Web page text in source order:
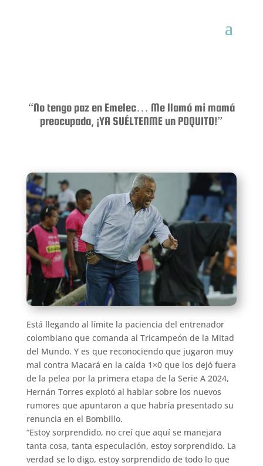
“No tengo paz en Emelec… Me llamó mi mamá
preocupada, ¡YA SUÉLTENME un POQUITO!”
Está llegando al límite la paciencia del entrenador
colombiano que comanda al Tricampeón de la Mitad
del Mundo. Y es que reconociendo que jugaron muy
mal contra Macará en la caída 1×0 que los dejó fuera
de la pelea por la primera etapa de la Serie A 2024,
Hernán Torres explotó al hablar sobre los nuevos
rumores que apuntaron a que habría presentado su
renuncia en el Bombillo.
“Estoy sorprendido, no creí que aquí se manejara
tanta cosa, tanta especulación, estoy sorprendido. La
verdad se lo digo, estoy sorprendido de todo lo que